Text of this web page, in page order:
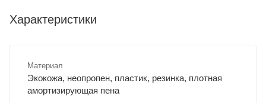
Характеристики
Материал
Экокожа, неопропен, пластик, резинка, плотная
амортизирующая пена